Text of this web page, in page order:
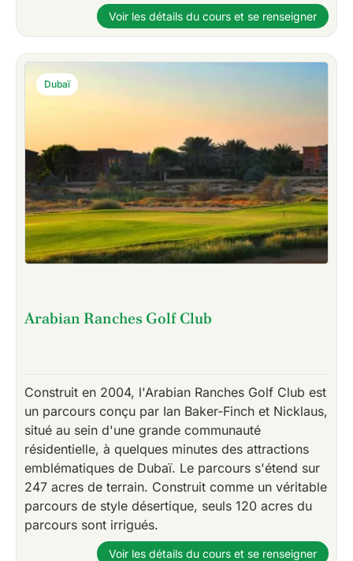
Voir les détails du cours et se renseigner
Arabian Ranches Golf Club
Construit en 2004, l'Arabian Ranches Golf Club est
un parcours conçu par Ian Baker-Finch et Nicklaus,
situé au sein d'une grande communauté
résidentielle, à quelques minutes des attractions
emblématiques de Dubaï. Le parcours s'étend sur
247 acres de terrain. Construit comme un véritable
parcours de style désertique, seuls 120 acres du
parcours sont irrigués.
Dubaï
Voir les détails du cours et se renseigner